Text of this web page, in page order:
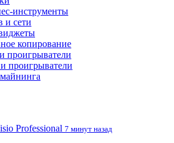
инструменты
и сети
копирование
проигрыватели
проигрыватели
Professional 7 минут назад